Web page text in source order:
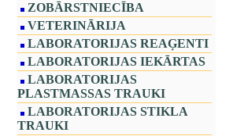
ZOBĀRSTNIECĪBA
VETERINĀRIJA
LABORATORIJAS REAĢENTI
LABORATORIJAS IEKĀRTAS
LABORATORIJAS
PLASTMASSAS TRAUKI
LABORATORIJAS STIKLA
TRAUKI